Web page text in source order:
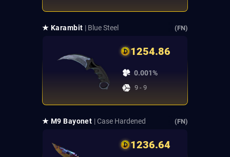
★ Karambit | Blue Steel (FN)
1254.86
0.001%
9 - 9
★ M9 Bayonet | Case Hardened (FN)
1236.64